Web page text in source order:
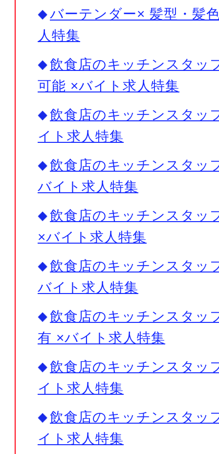
バーテンダー× 髪型・髪
人特集
飲食店のキッチンスタッ
可能 ×バイト求人特集
飲食店のキッチンスタッ
イト求人特集
飲食店のキッチンスタッ
バイト求人特集
飲食店のキッチンスタッ
×バイト求人特集
飲食店のキッチンスタッ
バイト求人特集
飲食店のキッチンスタッ
有 ×バイト求人特集
飲食店のキッチンスタッ
イト求人特集
飲食店のキッチンスタッ
イト求人特集